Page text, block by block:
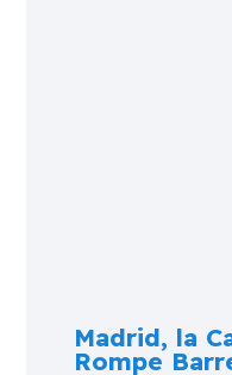
Madrid, la
Rompe